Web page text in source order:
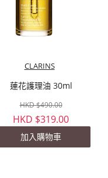
CLARINS
蓮花護理油 30ml
HKD $490.00
HKD $319.00
加入購物車